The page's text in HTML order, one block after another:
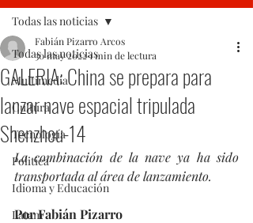
Todas las noticias
Multimedia
Cultura
Tecnología
Politica
Idioma y Educación
Latam
Todas las noticias
GALERIA: China se prepara para
lanzar nave espacial tripulada
Shenzhou-14
Fabián Pizarro Arcos
30 may 20221 min de lectura
La combinación de la nave ya ha sido
transportada al área de lanzamiento.
Por Fabián Pizarro